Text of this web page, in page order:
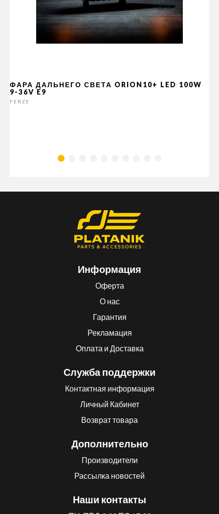
ФАРА ДАЛЬНЕГО СВЕТА ORION10+ LED 100W
9-36V E9
FERZE
Информация
Оферта
О нас
Гарантия
Рекламация
Оплата и Доставка
Служба поддержки
Контактная информация
Личный Кабинет
Возврат товара
Дополнительно
Производители
Рассылка новостей
Наши контакты